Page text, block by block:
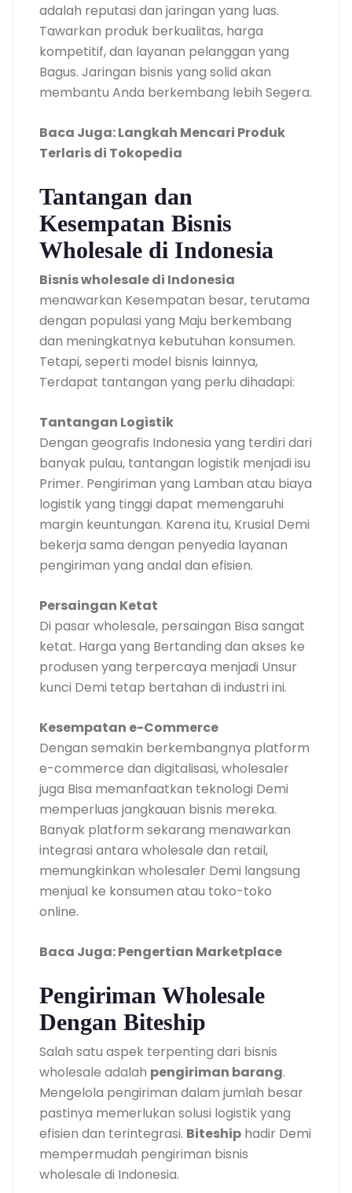
adalah reputasi dan jaringan yang luas.
Tawarkan produk berkualitas, harga
kompetitif, dan layanan pelanggan yang
Bagus. Jaringan bisnis yang solid akan
membantu Anda berkembang lebih Segera.
Baca Juga: Langkah Mencari Produk
Terlaris di Tokopedia
Tantangan dan
Kesempatan Bisnis
Wholesale di Indonesia
Bisnis wholesale di Indonesia
menawarkan Kesempatan besar, terutama
dengan populasi yang Maju berkembang
dan meningkatnya kebutuhan konsumen.
Tetapi, seperti model bisnis lainnya,
Terdapat tantangan yang perlu dihadapi:
Tantangan Logistik
Dengan geografis Indonesia yang terdiri dari
banyak pulau, tantangan logistik menjadi isu
Primer. Pengiriman yang Lamban atau biaya
logistik yang tinggi dapat memengaruhi
margin keuntungan. Karena itu, Krusial Demi
bekerja sama dengan penyedia layanan
pengiriman yang andal dan efisien.
Persaingan Ketat
Di pasar wholesale, persaingan Bisa sangat
ketat. Harga yang Bertanding dan akses ke
produsen yang terpercaya menjadi Unsur
kunci Demi tetap bertahan di industri ini.
Kesempatan e-Commerce
Dengan semakin berkembangnya platform
e-commerce dan digitalisasi, wholesaler
juga Bisa memanfaatkan teknologi Demi
memperluas jangkauan bisnis mereka.
Banyak platform sekarang menawarkan
integrasi antara wholesale dan retail,
memungkinkan wholesaler Demi langsung
menjual ke konsumen atau toko-toko
online.
Baca Juga: Pengertian Marketplace
Pengiriman Wholesale
Dengan Biteship
Salah satu aspek terpenting dari bisnis
wholesale adalah pengiriman barang.
Mengelola pengiriman dalam jumlah besar
pastinya memerlukan solusi logistik yang
efisien dan terintegrasi. Biteship hadir Demi
mempermudah pengiriman bisnis
wholesale di Indonesia.